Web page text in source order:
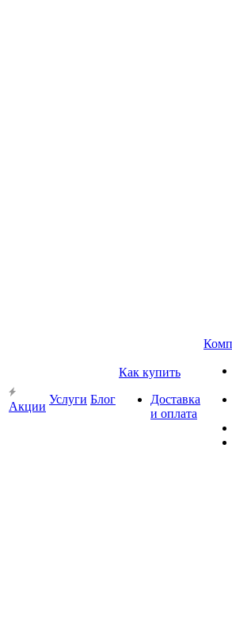
Акции
Услуги Блог
Как купить
Доставка
и оплата